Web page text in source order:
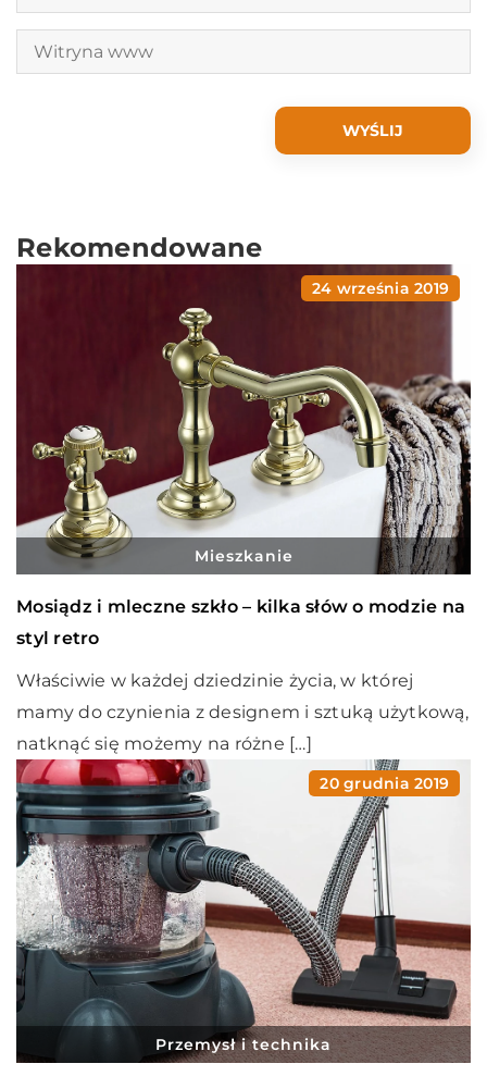
Rekomendowane
24 września 2019
Mieszkanie
Mosiądz i mleczne szkło – kilka słów o modzie na
styl retro
Właściwie w każdej dziedzinie życia, w której
mamy do czynienia z designem i sztuką użytkową,
natknąć się możemy na różne […]
20 grudnia 2019
Przemysł i technika